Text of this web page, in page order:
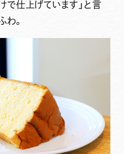
で仕上げています」 と言
わ。